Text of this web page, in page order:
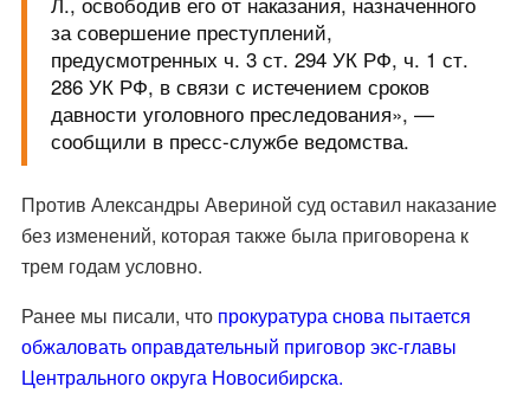
за совершение преступлений,
предусмотренных ч. 3 ст. 294 УК РФ, ч. 1 ст.
286 УК РФ, в связи с истечением сроков
давности уголовного преследования», —
сообщили в пресс-службе ведомства.
Против Александры Авериной суд оставил наказание
без изменений, которая также была приговорена к
трем годам условно.
Ранее мы писали, что прокуратура снова пытается
обжаловать оправдательный приговор экс-главы
Центрального округа Новосибирска.